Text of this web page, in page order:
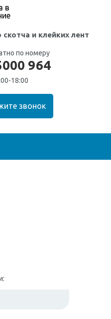
скотча и клейких лент
по номеру
964
18:00